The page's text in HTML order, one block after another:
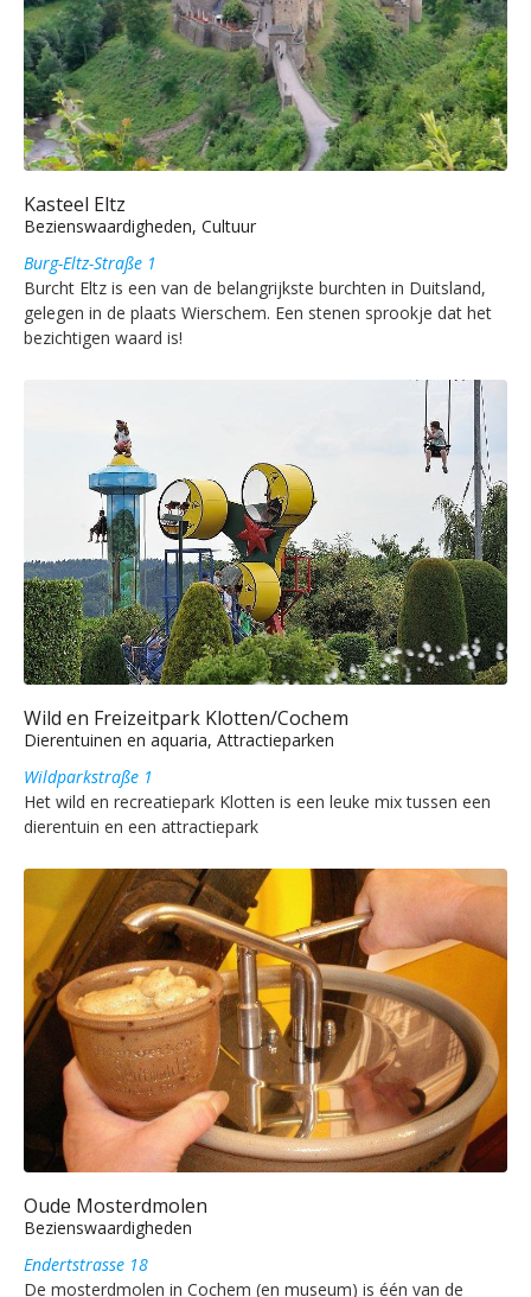
Kasteel Eltz
Bezienswaardigheden, Cultuur
Burg-Eltz-Straße 1
Burcht Eltz is een van de belangrijkste burchten in Duitsland,
gelegen in de plaats Wierschem. Een stenen sprookje dat het
bezichtigen waard is!
Wild en Freizeitpark Klotten/Cochem
Dierentuinen en aquaria, Attractieparken
Wildparkstraße 1
Het wild en recreatiepark Klotten is een leuke mix tussen een
dierentuin en een attractiepark
Oude Mosterdmolen
Bezienswaardigheden
Endertstrasse 18
De mosterdmolen in Cochem (en museum) is één van de